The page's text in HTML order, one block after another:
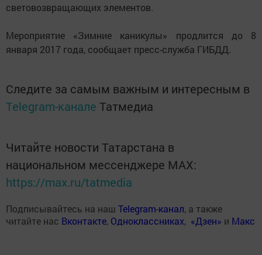
световозвращающих элементов.
Мероприятие «Зимние каникулы» продлится до 8
января 2017 года, сообщает пресс-служба ГИБДД.
Следите за самым важным и интересным в
Telegram-канале Татмедиа
Читайте новости Татарстана в
национальном мессенджере MАХ:
https://max.ru/tatmedia
Подписывайтесь на наш Telegram-канал, а также
читайте нас Вконтакте, Одноклассниках, «Дзен» и Макс